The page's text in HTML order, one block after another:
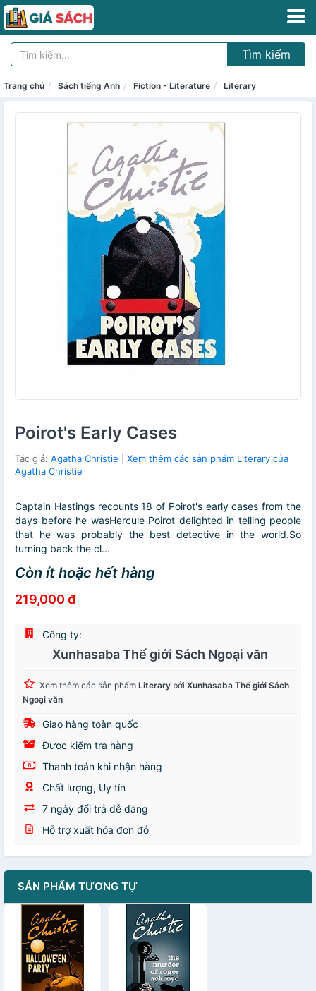
Tìm kiếm
Trang chủ Sách tiếng Anh Fiction - Literature Literary
Poirot's Early Cases
Tác giả: Agatha Christie
Xem thêm các sản phẩm Literary của
Agatha Christie
Captain Hastings recounts 18 of Poirot's early cases from the
days before he wasHercule Poirot delighted in telling people
that he was probably the best detective in the world.So
turning back the cl...
Còn ít hoặc hết hàng
219,000 đ
Công ty:
Xunhasaba Thế giới Sách Ngoại văn
Xem thêm các sản phẩm Literary bởi Xunhasaba Thế giới Sách
Ngoại văn
Giao hàng toàn quốc
Được kiểm tra hàng
Thanh toán khi nhận hàng
Chất lượng, Uy tín
7 ngày đổi trả dễ dàng
Hỗ trợ xuất hóa đơn đỏ
SẢN PHẨM TƯƠNG TỰ